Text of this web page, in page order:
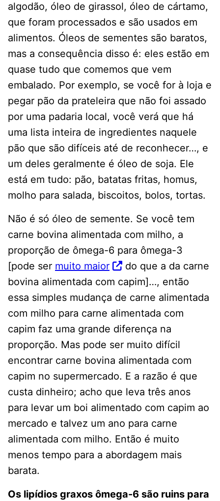
algodão, óleo de girassol, óleo de cártamo,
que foram processados ​​e são usados ​​em
alimentos. Óleos de sementes são baratos,
mas a consequência disso é: eles estão em
quase tudo que comemos que vem
embalado. Por exemplo, se você for à loja e
pegar pão da prateleira que não foi assado
por uma padaria local, você verá que há
uma lista inteira de ingredientes naquele
pão que são difíceis até de reconhecer…, e
um deles geralmente é óleo de soja. Ele
está em tudo: pão, batatas fritas, homus,
molho para salada, biscoitos, bolos, tortas.
Não é só óleo de semente. Se você tem
carne bovina alimentada com milho, a
proporção de ômega-6 para ômega-3
[pode ser muito maior
do que a da carne
bovina alimentada com capim]…, então
essa simples mudança de carne alimentada
com milho para carne alimentada com
capim faz uma grande diferença na
proporção. Mas pode ser muito difícil
encontrar carne bovina alimentada com
capim no supermercado. E a razão é que
custa dinheiro; acho que leva três anos
para levar um boi alimentado com capim ao
mercado e talvez um ano para carne
alimentada com milho. Então é muito
menos tempo para a abordagem mais
barata.
Os lipídios graxos ômega-6 são ruins para